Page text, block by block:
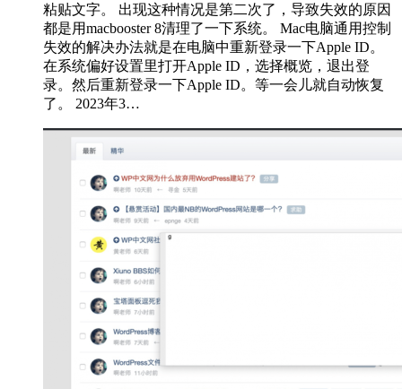
粘贴文字。 出现这种情况是第二次了，导致失效的原因
都是用macbooster 8清理了一下系统。 Mac电脑通用控制
失效的解决办法就是在电脑中重新登录一下Apple ID。
在系统偏好设置里打开Apple ID，选择概览，退出登
录。然后重新登录一下Apple ID。等一会儿就自动恢复
了。 2023年3…